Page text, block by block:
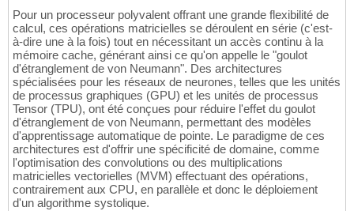
Pour un processeur polyvalent offrant une grande flexibilité de
calcul, ces opérations matricielles se déroulent en série (c'est-
à-dire une à la fois) tout en nécessitant un accès continu à la
mémoire cache, générant ainsi ce qu'on appelle le "goulot
d'étranglement de von Neumann". Des architectures
spécialisées pour les réseaux de neurones, telles que les unités
de processus graphiques (GPU) et les unités de processus
Tensor (TPU), ont été conçues pour réduire l'effet du goulot
d'étranglement de von Neumann, permettant des modèles
d'apprentissage automatique de pointe. Le paradigme de ces
architectures est d'offrir une spécificité de domaine, comme
l'optimisation des convolutions ou des multiplications
matricielles vectorielles (MVM) effectuant des opérations,
contrairement aux CPU, en parallèle et donc le déploiement
d'un algorithme systolique.